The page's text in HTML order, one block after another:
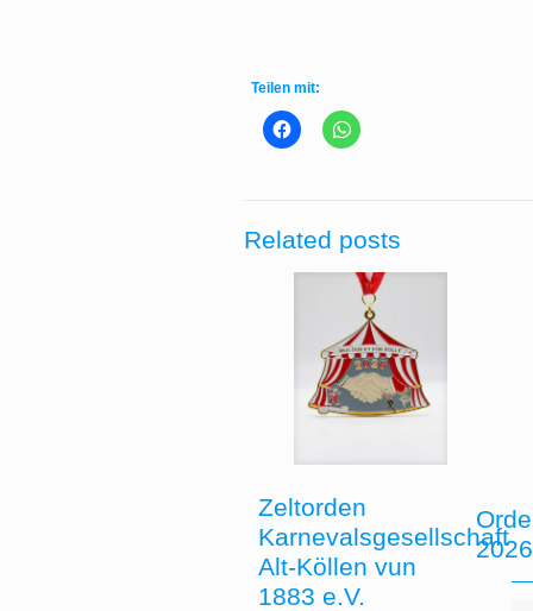
Teilen mit:
Related posts
Zeltorden
Karnevalsgesellschaft
Alt-Köllen vun
1883 e.V.
2026